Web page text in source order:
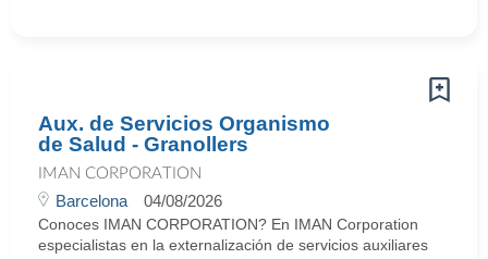
Aux. de Servicios Organismo
de Salud - Granollers
IMAN CORPORATION
Barcelona 04/08/2026
Conoces IMAN CORPORATION? En IMAN Corporation
especialistas en la externalización de servicios auxiliares